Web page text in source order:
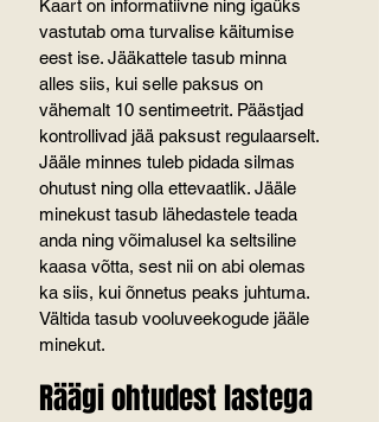
Kaart on informatiivne ning igaüks
vastutab oma turvalise käitumise
eest ise. Jääkattele tasub minna
alles siis, kui selle paksus on
vähemalt 10 sentimeetrit. Päästjad
kontrollivad jää paksust regulaarselt.
Jääle minnes tuleb pidada silmas
ohutust ning olla ettevaatlik. Jääle
minekust tasub lähedastele teada
anda ning võimalusel ka seltsiline
kaasa võtta, sest nii on abi olemas
ka siis, kui õnnetus peaks juhtuma.
Vältida tasub vooluveekogude jääle
minekut.
Räägi ohtudest lastega